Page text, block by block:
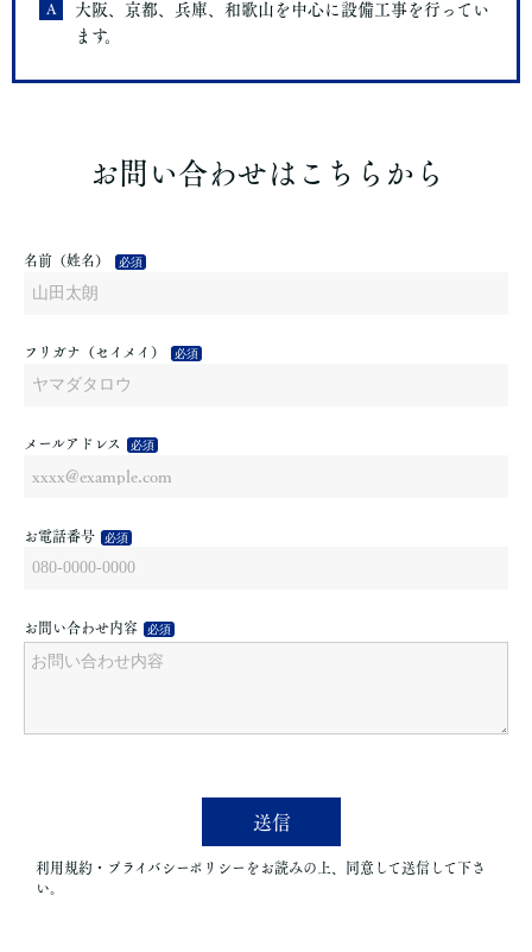
A
大阪、京都、兵庫、和歌山を中心に設備工事を行ってい
ます。